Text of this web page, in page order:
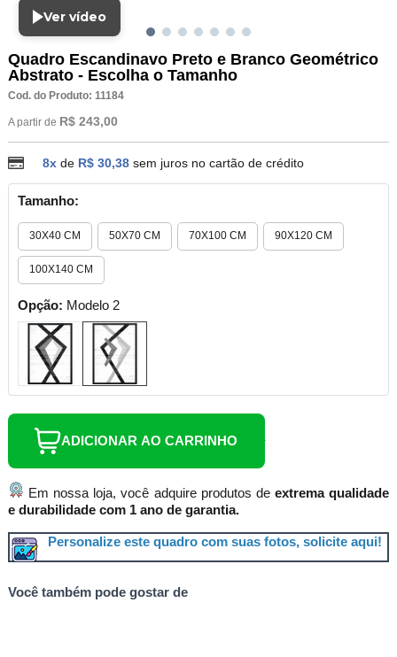
Ver vídeo
Quadro Escandinavo Preto e Branco Geométrico
Abstrato - Escolha o Tamanho
Cod. do Produto: 11184
A partir de R$ 243,00
8xde R$ 30,38 sem juros no cartão de crédito
Tamanho:
30X40 CM 50X70 CM 70X100 CM 90X120 CM
100X140 CM
Opção: Modelo 2
ADICIONAR AO CARRINHO
Em nossa loja, você adquire produtos de extrema qualidade
e durabilidade com 1 ano de garantia.
Personalize este quadro com suas fotos, solicite aqui!
Você também pode gostar de